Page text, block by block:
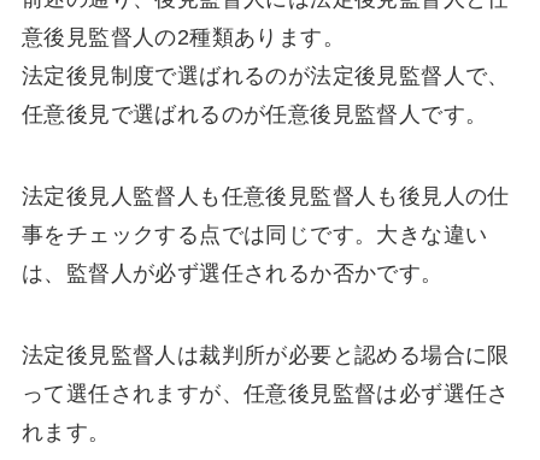
意後見監督人の2種類あります。
法定後見制度で選ばれるのが法定後見監督人で、
任意後見で選ばれるのが任意後見監督人です。
法定後見人監督人も任意後見監督人も後見人の仕
事をチェックする点では同じです。大きな違い
は、監督人が必ず選任されるか否かです。
法定後見監督人は裁判所が必要と認める場合に限
って選任されますが、任意後見監督は必ず選任さ
れます。